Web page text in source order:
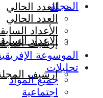
العدد الحالي
الأعداد
إرشيف
المجلة
العدد الحالي
الأعداد
إرشيف
الموسوعة
تحليلات
جميع المواد
اجتماعية